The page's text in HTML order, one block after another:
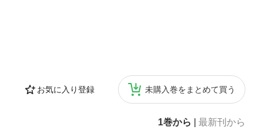
お気に入り登録 未購入巻をまとめて買う
1巻から 最新刊から